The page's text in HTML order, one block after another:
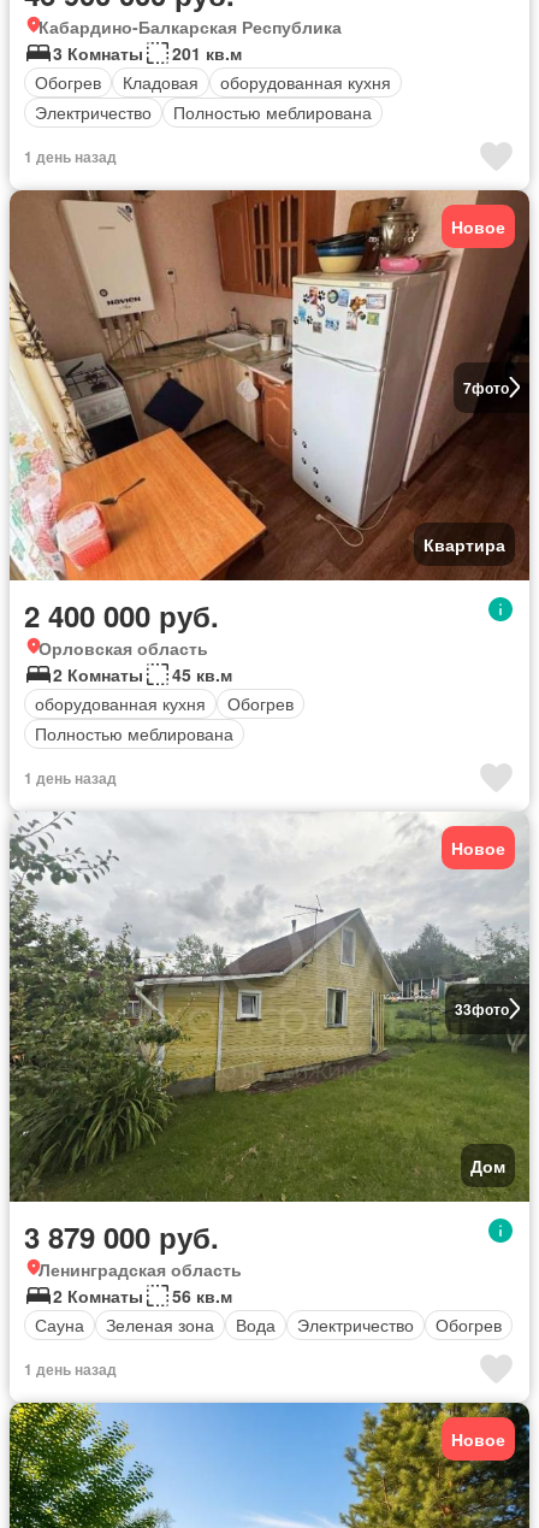
Кабардино-Балкарская Республика
3 Комнаты
201 кв.м
Обогрев
Кладовая
оборудованная кухня
Электричество
Полностью меблирована
1 день назад
7фото
Новое
Квартира
2 400 000 руб.
Орловская область
2 Комнаты
45 кв.м
оборудованная кухня
Обогрев
Полностью меблирована
1 день назад
33фото
Новое
Дом
3 879 000 руб.
Ленинградская область
2 Комнаты
56 кв.м
Сауна
Зеленая зона Вода Электричество Обогрев
1 день назад
Новое